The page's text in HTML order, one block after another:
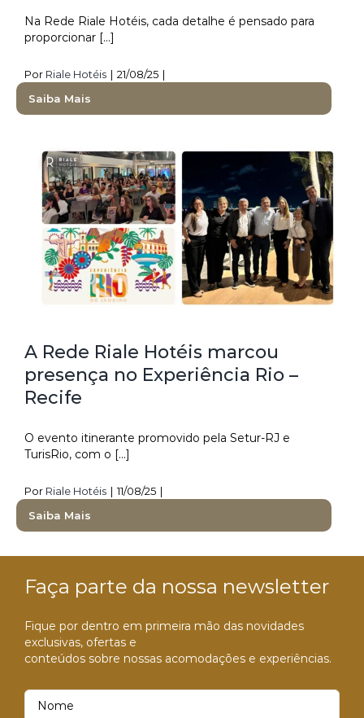
GALERIA RIALE IMPERIAL FLAMENGO
GALERIA RIALE VILAMAR COPACABANA
CADASTRO SEM FATURAMENTO
CADASTRO COM FATURAMENTO
PRÉ CHECK-IN
Na Rede Riale Hotéis, cada detalhe é pensado para
proporcionar [...]
Por Riale Hotéis | 21/08/25 |
Saiba Mais
A Rede Riale Hotéis marcou
presença no Experiência Rio –
Recife
O evento itinerante promovido pela Setur-RJ e
TurisRio, com o [...]
Por Riale Hotéis | 11/08/25 |
Saiba Mais
Faça parte da nossa newsletter
Fique por dentro em primeira mão das novidades
exclusivas, ofertas e
conteúdos sobre nossas acomodações e experiências.